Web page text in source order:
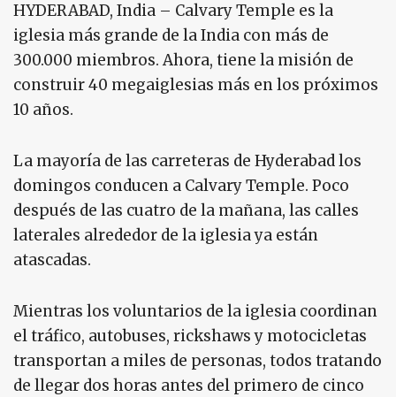
HYDERABAD, India – Calvary Temple es la
iglesia más grande de la India con más de
300.000 miembros. Ahora, tiene la misión de
construir 40 megaiglesias más en los próximos
10 años.
La mayoría de las carreteras de Hyderabad los
domingos conducen a Calvary Temple. Poco
después de las cuatro de la mañana, las calles
laterales alrededor de la iglesia ya están
atascadas.
Mientras los voluntarios de la iglesia coordinan
el tráfico, autobuses, rickshaws y motocicletas
transportan a miles de personas, todos tratando
de llegar dos horas antes del primero de cinco